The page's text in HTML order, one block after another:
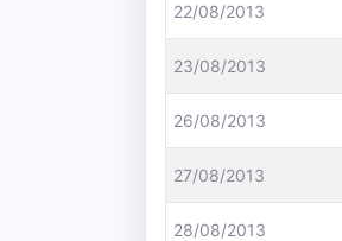
22/08/2013
23/08/2013
26/08/2013
27/08/2013
28/08/2013